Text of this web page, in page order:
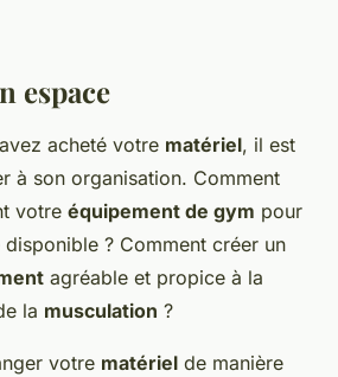
espace
acheté votre matériel, il est
à son organisation. Comment
votre équipement de gym pour
disponible ? Comment créer un
agréable et propice à la
la musculation ?
votre matériel de manière